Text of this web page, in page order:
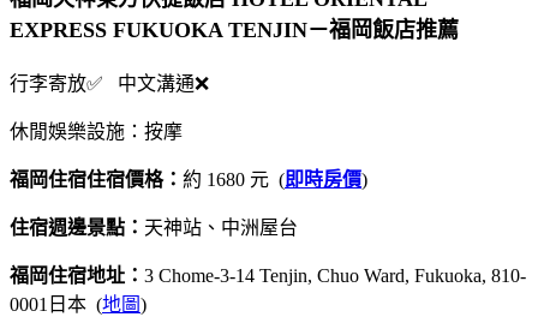
EXPRESS FUKUOKA TENJIN－福岡飯店推薦
行李寄放✅ 中文溝通❌
休閒娛樂設施：按摩
福岡住宿住宿價格： 約 1680 元 (即時房價)
住宿週邊景點： 天神站、中洲屋台
福岡住宿地址： 3 Chome-3-14 Tenjin, Chuo Ward, Fukuoka, 810-
0001日本 (地圖)